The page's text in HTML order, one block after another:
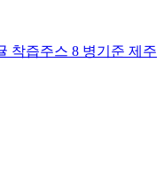
착즙주스 8 병기준 제주